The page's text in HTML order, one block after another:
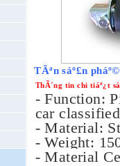
TÃªn sáº£n
ThÃ´ng tin chi tiáº¿t
- Function:
car
- Material:
- Weight:
- Material